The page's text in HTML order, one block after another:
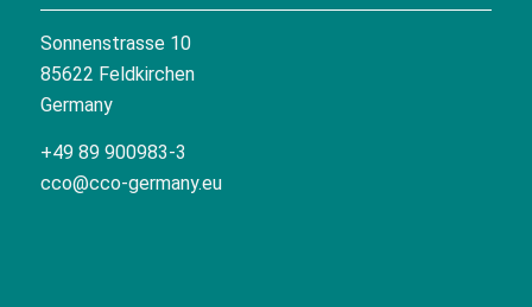
Sonnenstrasse 10
85622 Feldkirchen
Germany
+49 89 900983-3
cco@cco-germany.eu